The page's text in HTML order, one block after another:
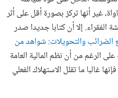
غير أنها تركز بصورة أقل على أثر
الفقراء. إلا أن كتابا جديدا صدر
الضرائب والتحويلات: شواهد من
الرغم من أن نظم المالية العامة
غالبا ما تقلل الاستهلاك الفعلي